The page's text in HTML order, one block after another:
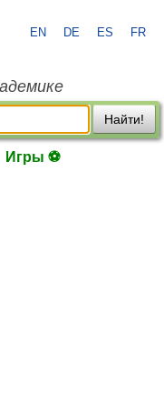
EN DE ES FR
Найти!
Игры ⚽